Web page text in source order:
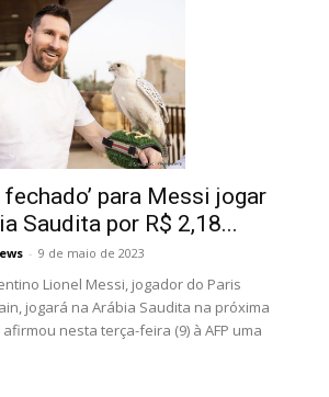
fechado’ para Messi jogar
Saudita por R$ 2,18...
- 9 de maio de 2023
Lionel Messi, jogador do Paris
jogará na Arábia Saudita na próxima
nesta terça-feira (9) à AFP uma